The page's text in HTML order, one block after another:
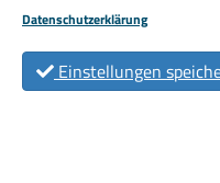
Datenschutzerklärung
Einstellungen